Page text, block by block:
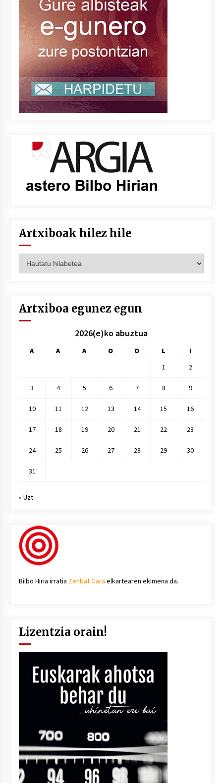
Artxiboak hilez hile
hilez
Artxiboa egunez egun
2026(e)ko abuztua
A A A O O L
I
1
2
3 4 5 6 7 8 9
10 11 12 13 14 15 16
17 18 19 20 21 22 23
24 25 26 27 28 29 30
31
« Uzt
Bilbo Hiria irratia Zenbat Gara elkartearen ekimena da.
Lizentzia orain!